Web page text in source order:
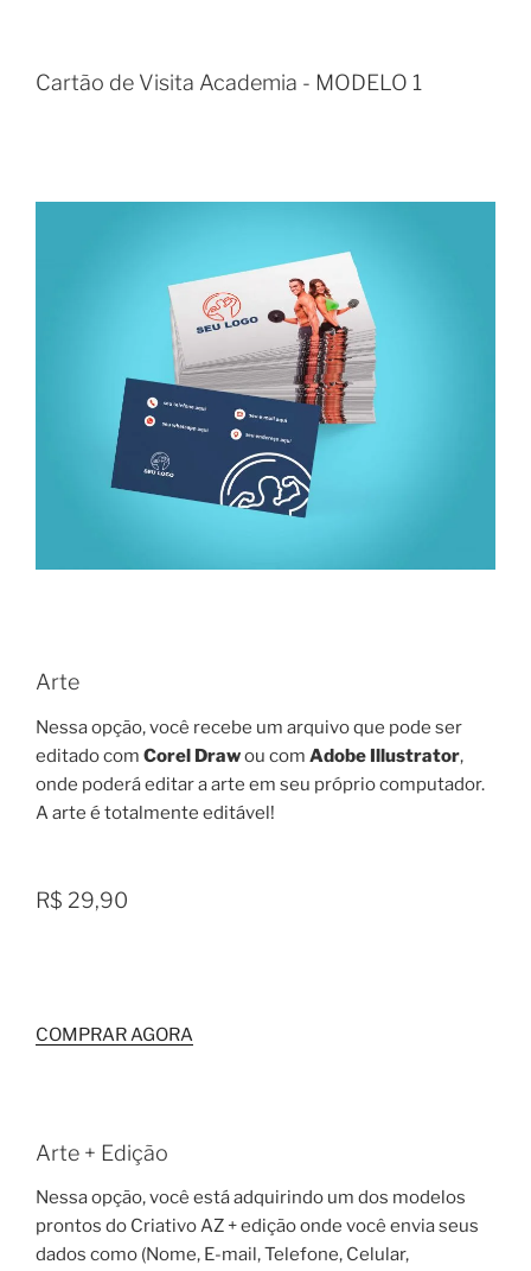
Cartão de Visita Academia - MODELO 1
Arte
Nessa opção, você recebe um arquivo que pode ser
editado com Corel Drawou com Adobe Illustrator,
onde poderá editar a arte em seu próprio computador.
A arte é totalmente editável!
R$ 29,90
COMPRAR AGORA
Arte + Edição
Nessa opção, você está adquirindo um dos modelos
prontos do Criativo AZ + edição onde você envia seus
dados como (Nome, E-mail, Telefone, Celular,